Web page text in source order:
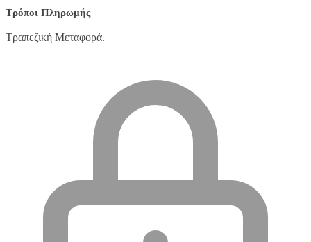
Τρόποι Πληρωμής
Τραπεζική Μεταφορά.